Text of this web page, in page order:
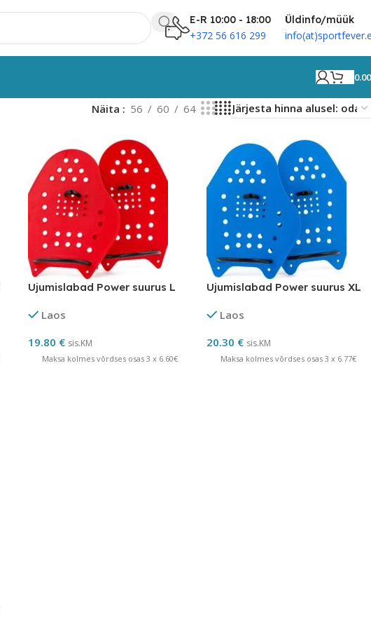
E-R 10:00 - 18:00
+372 56 616 299
Üldinfo/müük
Näita 56 60 64
Ujumislabad Power suurus L
Laos
19.80 € sis.KM
Maksa kolmes võrdses osas 3 x 6.60€
Ujumislabad Power suurus XL
Laos
20.30 € sis.KM
Maksa kolmes võrdses osas 3 x 6.77€